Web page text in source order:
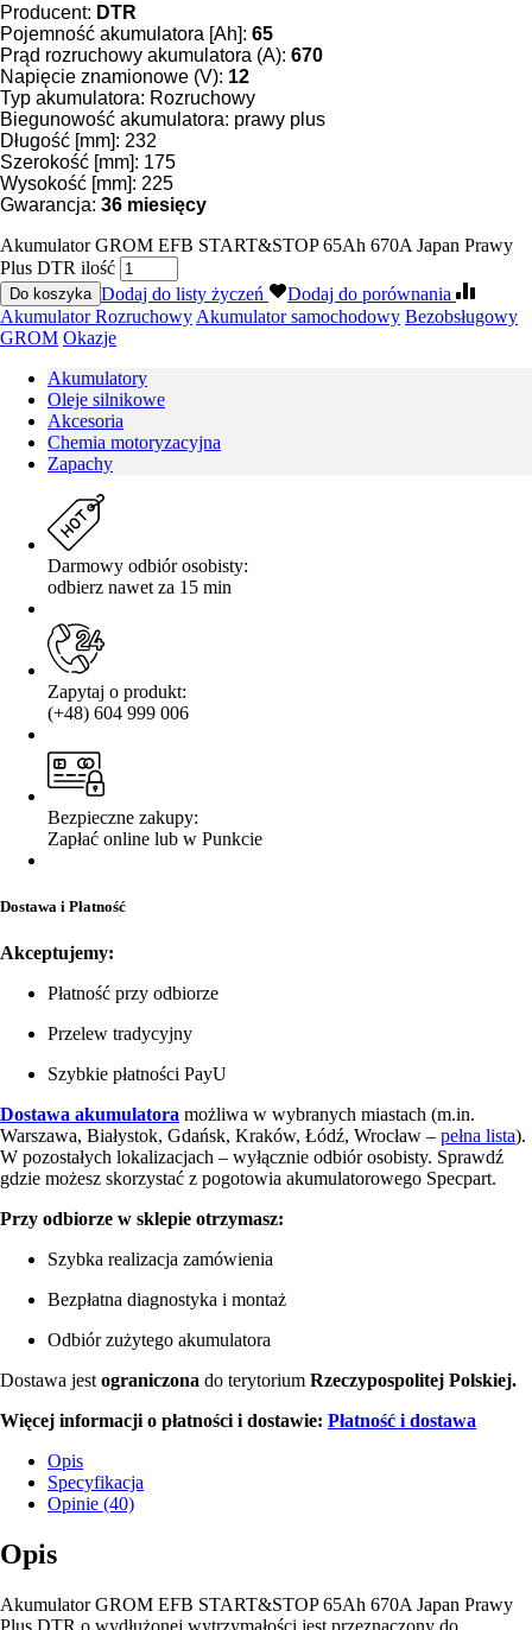
Producent: DTR
Pojemność akumulatora [Ah]: 65
Prąd rozruchowy akumulatora (A): 670
Napięcie znamionowe (V): 12
Typ akumulatora: Rozruchowy
Biegunowość akumulatora: prawy plus
Długość [mm]: 232
Szerokość [mm]: 175
Wysokość [mm]: 225
Gwarancja: 36 miesięcy
Akumulator GROM EFB START&STOP 65Ah 670A Japan Prawy
Plus DTR ilość
Do koszyka Dodaj do listy życzeń
Dodaj do porównania
Akumulator Rozruchowy Akumulator samochodowy Bezobsługowy
GROM Okazje
Akumulatory
Oleje silnikowe
Akcesoria
Chemia motoryzacyjna
Zapachy
Darmowy odbiór osobisty:
odbierz nawet za 15 min
Zapytaj o produkt:
(+48) 604 999 006
Bezpieczne zakupy:
Zapłać online lub w Punkcie
Dostawa i Płatność
Akceptujemy:
Płatność przy odbiorze
Przelew tradycyjny
Szybkie płatności PayU
Dostawa akumulatora możliwa w wybranych miastach (m.in.
Warszawa, Białystok, Gdańsk, Kraków, Łódź, Wrocław – pełna lista).
W pozostałych lokalizacjach – wyłącznie odbiór osobisty. Sprawdź
gdzie możesz skorzystać z pogotowia akumulatorowego Specpart.
Przy odbiorze w sklepie otrzymasz:
Szybka realizacja zamówienia
Bezpłatna diagnostyka i montaż
Odbiór zużytego akumulatora
Dostawa jest ograniczona do terytorium Rzeczypospolitej Polskiej.
Więcej informacji o płatności i dostawie: Płatność i dostawa
Opis
Specyfikacja
Opinie (40)
Opis
Akumulator GROM EFB START&STOP 65Ah 670A Japan Prawy
Plus DTR o wydłużonej wytrzymałości jest przeznaczony do